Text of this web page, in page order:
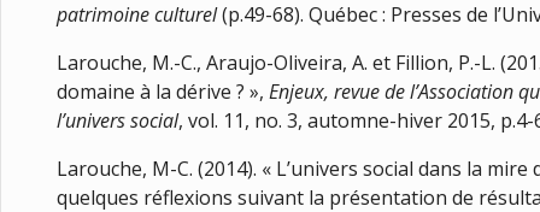
patrimoine culturel(p.49-68). Québec : Presses de
Larouche, M.-C., Araujo-Oliveira, A. et Fillion, P.-L.
domaine à la dérive ? », Enjeux, revue de l’Association
l’univers social, vol. 11, no. 3, automne-hiver 2015, p.4-
Larouche, M-C. (2014). « L’univers social dans la
quelques réflexions suivant la présentation de